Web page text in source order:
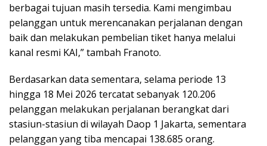
berbagai tujuan masih tersedia. Kami mengimbau
pelanggan untuk merencanakan perjalanan dengan
baik dan melakukan pembelian tiket hanya melalui
kanal resmi KAI,” tambah Franoto.
Berdasarkan data sementara, selama periode 13
hingga 18 Mei 2026 tercatat sebanyak 120.206
pelanggan melakukan perjalanan berangkat dari
stasiun-stasiun di wilayah Daop 1 Jakarta, sementara
pelanggan yang tiba mencapai 138.685 orang.